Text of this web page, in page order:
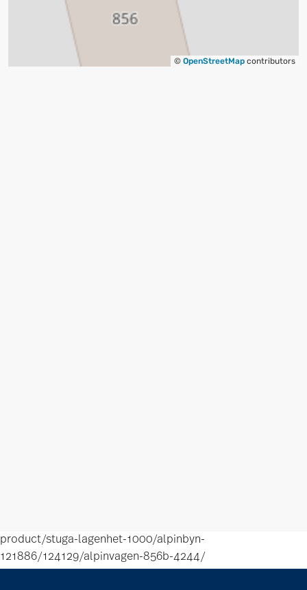
© OpenStreetMap contributors
product/stuga-lagenhet-1000/alpinbyn-
121886/124129/alpinvagen-856b-4244/